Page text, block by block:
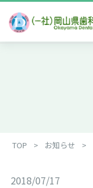
TOP > お知らせ >
2018/07/17